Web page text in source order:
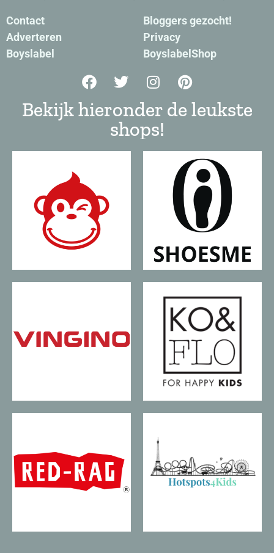
Contact
Adverteren
Boyslabel
Bloggers gezocht!
Privacy
BoyslabelShop
Bekijk hieronder de leukste
shops!